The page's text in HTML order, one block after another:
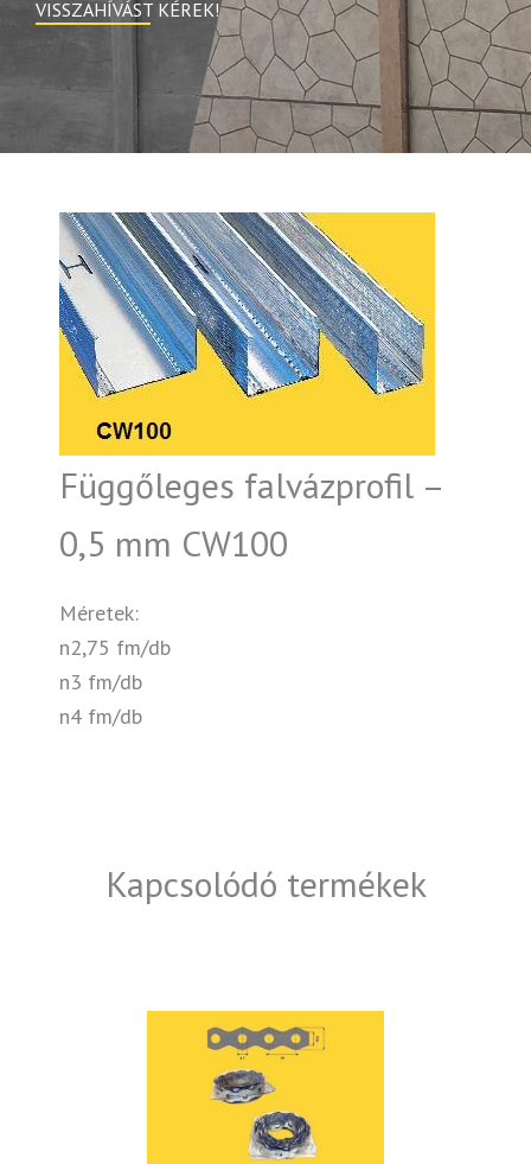
VISSZAHÍVÁST KÉREK!
Függőleges falvázprofil –
0,5 mm CW100
Méretek:
n2,75 fm/db
n3 fm/db
n4 fm/db
Kapcsolódó termékek